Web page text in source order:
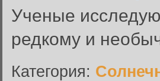
Ученые
редкому и
Категория: